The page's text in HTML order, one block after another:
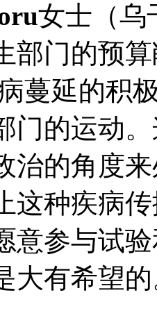
女士（乌
部门的预
蔓延的积
门的运动
治的角度
这种疾病
意参与试
大有希望